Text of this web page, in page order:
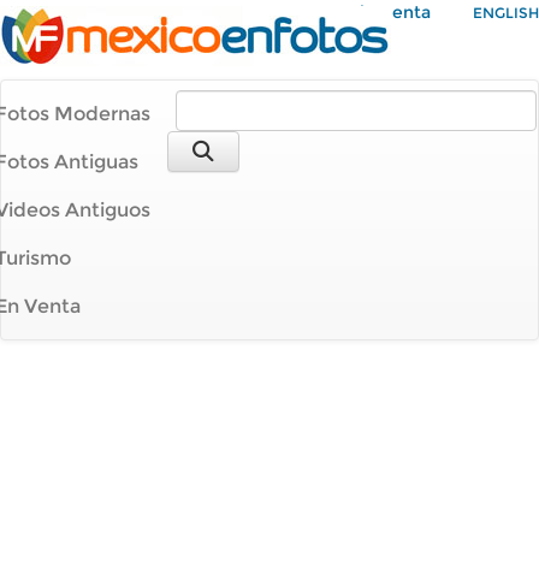
Mi Cuenta ENGLISH
Modernas
Antiguas
Antiguos
Venta